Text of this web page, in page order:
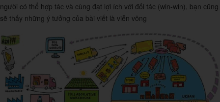
người có thể hợp tác và cùng đạt lợi ích với đối tác (win-win), bạn cũng
sẽ thấy những ý tưởng của bài viết là viễn vông